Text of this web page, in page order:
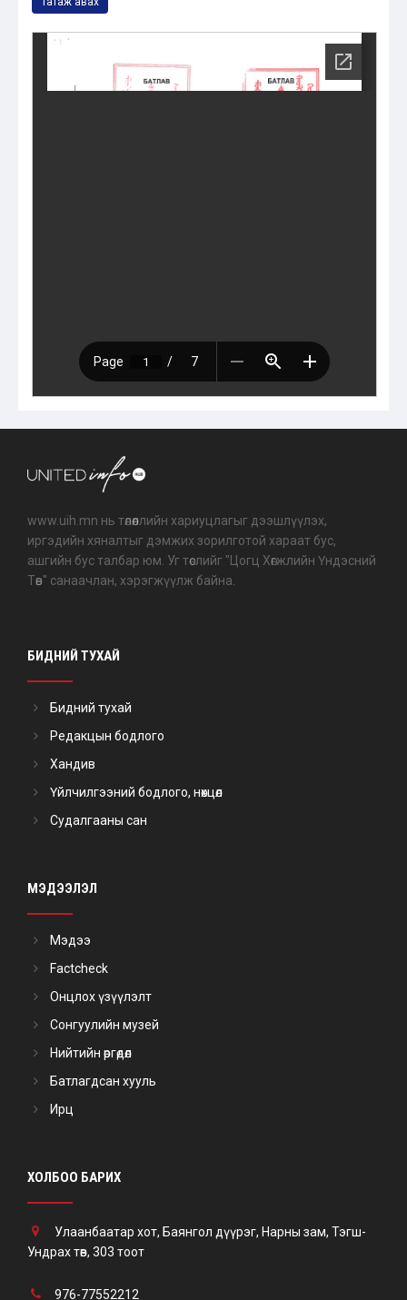
www.uih.mn нь төлөөллийн хариуцлагыг дээшлүүлэх,
иргэдийн хяналтыг дэмжих зорилготой хараат бус,
ашгийн бус талбар юм. Уг төслийг "Цогц Хөгжлийн Үндэсний
Төв" санаачлан, хэрэгжүүлж байна.
БИДНИЙ ТУХАЙ
Бидний тухай
Редакцын бодлого
Хандив
Үйлчилгээний бодлого, нөхцөл
Судалгааны сан
МЭДЭЭЛЭЛ
Мэдээ
Factcheck
Онцлох үзүүлэлт
Сонгуулийн музей
Нийтийн өргөдөл
Батлагдсан хууль
Ирц
ХОЛБОО БАРИХ
Улаанбаатар хот, Баянгол дүүрэг, Нарны зам, Тэгш-
Ундрах төв, 303 тоот
976-77552212